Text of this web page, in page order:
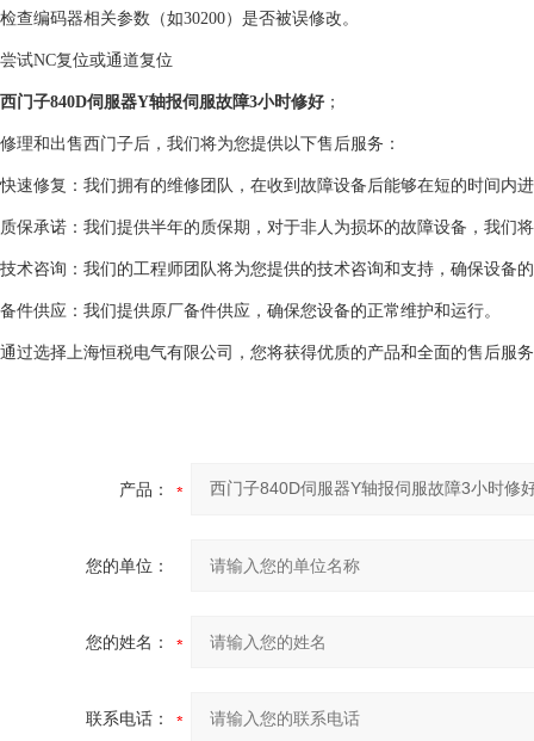
检查编码器相关参数（如30200）是否被误修改。
尝试NC复位或通道复位 ‌‌
西门子840D伺服器Y轴报伺服故障3小时修好 ；
修理和出售西门子后，我们将为您提供以下售后服务：
快速修复：我们拥有的维修团队，在收到故障设备后能够在短的时间内
质保承诺：我们提供半年的质保期，对于非人为损坏的故障设备，我们
技术咨询：我们的工程师团队将为您提供的技术咨询和支持，确保设备
备件供应：我们提供原厂备件供应，确保您设备的正常维护和运行。
通过选择上海恒税电气有限公司，您将获得优质的产品和全面的售后服
产品：
您的单位：
您的姓名：
联系电话：